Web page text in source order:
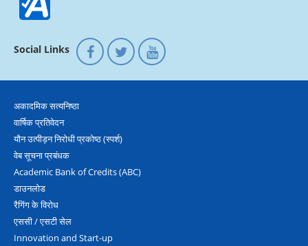
Social Links
अकादमिक सत्‍यनिष्‍ठा
वार्षिक प्रतिवेदन
यौन उत्‍पीड़न निरोधी प्रकोष्‍ठ (स्‍पर्श)
वेब सूचना प्रबंधक
Academic Bank of Credits (ABC)
डाउनलोड
रैगिंग के विरोध
एससी / एसटी सेल
Innovation and Start-up